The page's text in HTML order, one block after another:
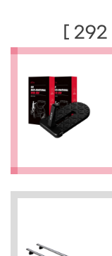
[ 292